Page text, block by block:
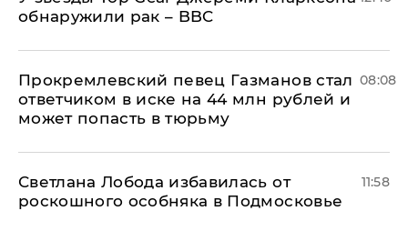
обнаружили рак – BBC
Прокремлевский певец Газманов стал
ответчиком в иске на 44 млн рублей и
может попасть в тюрьму
08:08
Светлана Лобода избавилась от
роскошного особняка в Подмосковье
11:58